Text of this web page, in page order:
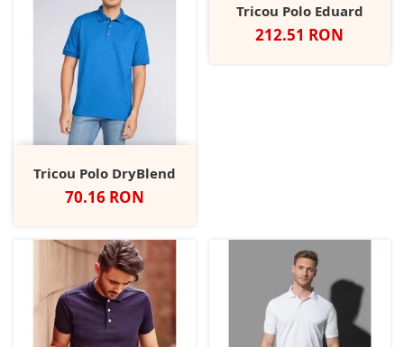
Tricou Polo DryBlend
Pret
70.16 RON
Tricou Polo Eduard
Pret
212.51 RON